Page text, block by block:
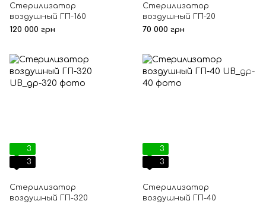
Стерилизатор
воздушный ГП-160
120 000 грн
Стерилизатор
воздушный ГП-20
70 000 грн
3
3
Стерилизатор
воздушный ГП-320
3
3
Стерилизатор
воздушный ГП-40